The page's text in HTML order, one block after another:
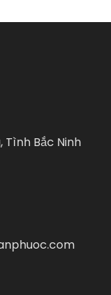
Tình Bắc Ninh